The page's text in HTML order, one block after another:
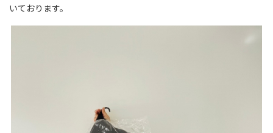
いております。